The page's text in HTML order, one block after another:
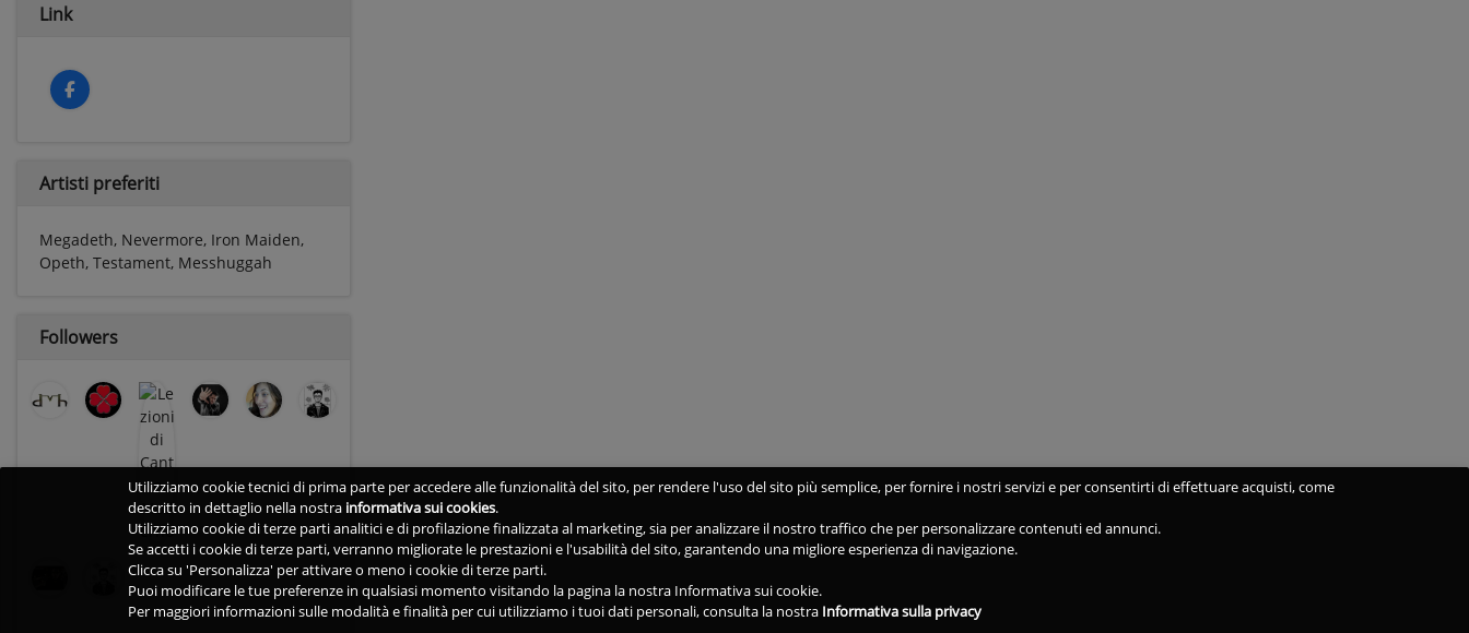
Link
Artisti preferiti
Megadeth, Nevermore, Iron Maiden,
Opeth, Testament, Messhuggah
Followers
Utilizziamo cookie tecnici di prima parte per accedere alle funzionalità del sito, per rendere l'uso del sito più semplice, per fornire i nostri servizi e per consentirti di effettuare acquisti, come
descritto in dettaglio nella nostra informativa sui cookies.
Utilizziamo cookie di terze parti analitici e di profilazione finalizzata al marketing, sia per analizzare il nostro traffico che per personalizzare contenuti ed annunci.
Se accetti i cookie di terze parti, verranno migliorate le prestazioni e l'usabilità del sito, garantendo una migliore esperienza di navigazione.
Clicca su 'Personalizza' per attivare o meno i cookie di terze parti.
Puoi modificare le tue preferenze in qualsiasi momento visitando la pagina la nostra Informativa sui cookie.
Per maggiori informazioni sulle modalità e finalità per cui utilizziamo i tuoi dati personali, consulta la nostra Informativa sulla privacy